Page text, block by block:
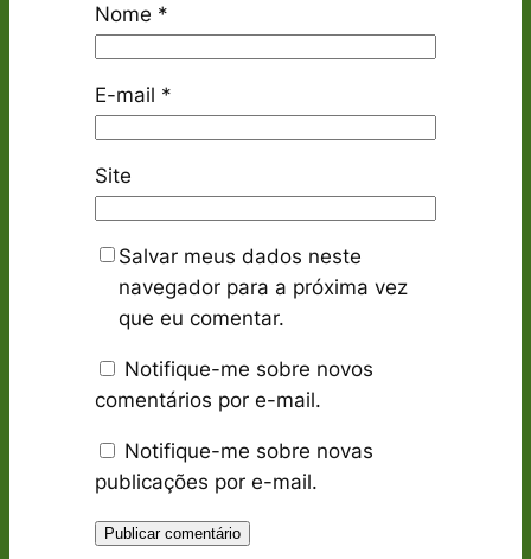
Nome *
E-mail *
Site
Salvar meus dados neste
navegador para a próxima vez
que eu comentar.
Notifique-me sobre novos
comentários por e-mail.
Notifique-me sobre novas
publicações por e-mail.